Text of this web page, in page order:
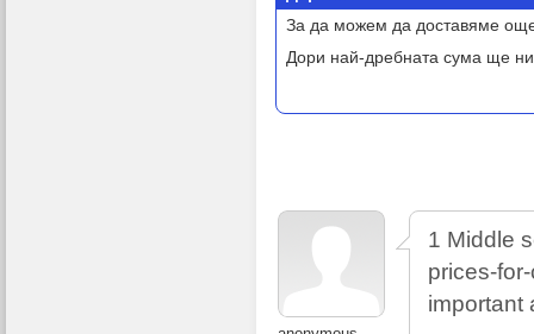
За да можем да доставяме
Дори най-дребната сума ще
1 Middle
prices-
important